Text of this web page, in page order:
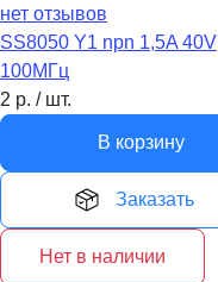
нет отзывов
SS8050 Y1 npn 1,5A 40V
100MГц
2 р. / шт.
В корзину
Заказать
Нет в наличии